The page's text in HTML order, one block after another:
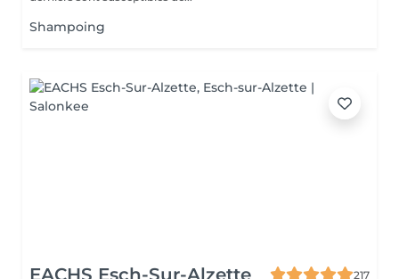
Shampoing
EACHS Esch-Sur-Alzette
217